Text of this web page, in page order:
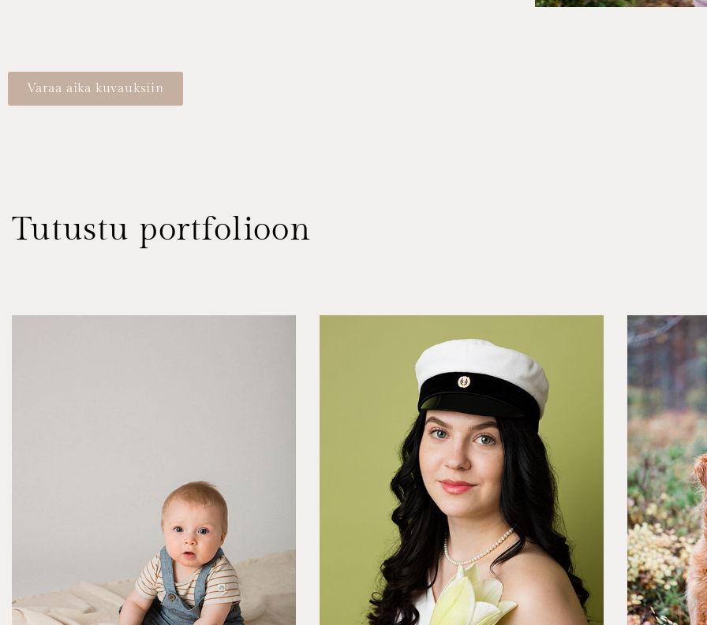
Varaa aika kuvauksiin
Tutustu portfolioon